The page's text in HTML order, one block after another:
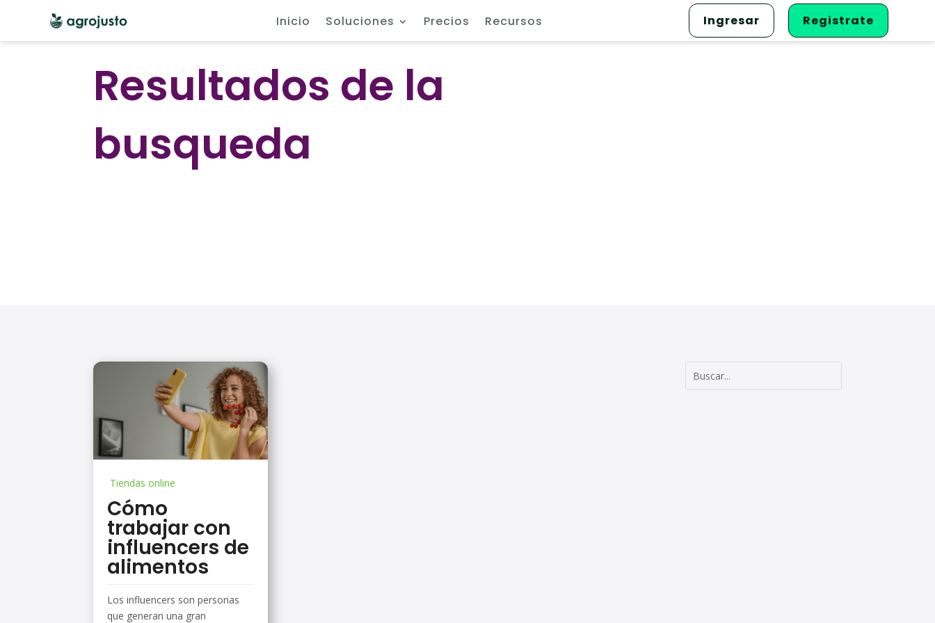
Inicio Soluciones Precios Recursos Ingresar Registrate
Resultados de la
busqueda
Tiendas online
Cómo
trabajar con
influencers de
alimentos
Los influencers son personas
que generan una gran